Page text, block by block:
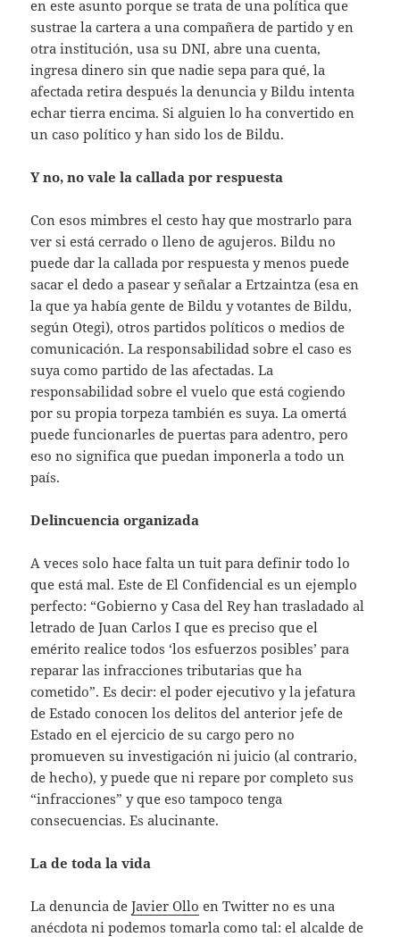
en este asunto porque se trata de una política que
sustrae la cartera a una compañera de partido y en
otra institución, usa su DNI, abre una cuenta,
ingresa dinero sin que nadie sepa para qué, la
afectada retira después la denuncia y Bildu intenta
echar tierra encima. Si alguien lo ha convertido en
un caso político y han sido los de Bildu.
Y no, no vale la callada por respuesta
Con esos mimbres el cesto hay que mostrarlo para
ver si está cerrado o lleno de agujeros. Bildu no
puede dar la callada por respuesta y menos puede
sacar el dedo a pasear y señalar a Ertzaintza (esa en
la que ya había gente de Bildu y votantes de Bildu,
según Otegi), otros partidos políticos o medios de
comunicación. La responsabilidad sobre el caso es
suya como partido de las afectadas. La
responsabilidad sobre el vuelo que está cogiendo
por su propia torpeza también es suya. La omertá
puede funcionarles de puertas para adentro, pero
eso no significa que puedan imponerla a todo un
país.
Delincuencia organizada
A veces solo hace falta un tuit para definir todo lo
que está mal. Este de El Confidencial es un ejemplo
perfecto: “Gobierno y Casa del Rey han trasladado al
letrado de Juan Carlos I que es preciso que el
emérito realice todos ‘los esfuerzos posibles’ para
reparar las infracciones tributarias que ha
cometido”. Es decir: el poder ejecutivo y la jefatura
de Estado conocen los delitos del anterior jefe de
Estado en el ejercicio de su cargo pero no
promueven su investigación ni juicio (al contrario,
de hecho), y puede que ni repare por completo sus
“infracciones” y que eso tampoco tenga
consecuencias. Es alucinante.
La de toda la vida
La denuncia deJavier Ollo en Twitter no es una
anécdota ni podemos tomarla como tal: el alcalde de